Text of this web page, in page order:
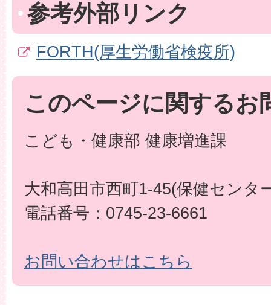
参考外部リンク
FORTH(厚生労働省検疫所)
このページに関するお
こども・健康部 健康増進課
大和高田市西町1-45(保健センタ
電話番号：0745-23-6661
お問い合わせはこちら